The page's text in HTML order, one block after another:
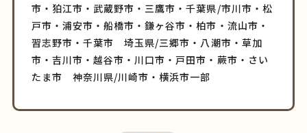
市・狛江市・武蔵野市・三鷹市・千葉県/市川市・松
戸市・浦安市・船橋市・鎌ヶ谷市・柏市・流山市・
習志野市・千葉市 埼玉県/三郷市・八潮市・草加
市・吉川市・越谷市・川口市・戸田市・蕨市・さい
たま市 神奈川県/川崎市・横浜市一部